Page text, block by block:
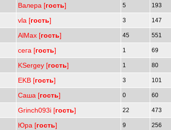
Валера [гость] 5 193
vla [гость] 3 147
AlMax [гость] 45 551
сега [гость] 1 69
KSergey [гость] 1 80
EKB [гость] 3 101
Саша [гость] 0 60
Grinch093i [гость] 22 473
Юра [гость] 9 256